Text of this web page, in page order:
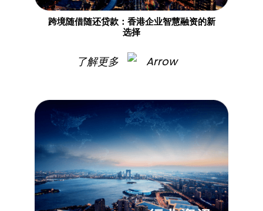
跨境随借随还贷款：香港企业智慧融资的新
选择
了解更多